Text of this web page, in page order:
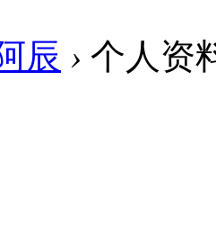
辰 › 个人资